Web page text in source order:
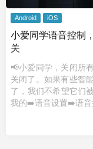
Android iOS
小爱同学语音控制
关
📢小爱同学，关闭所
关闭了。如果有些智
了，我们不希望它们
我的➡️语音设置➡️语音